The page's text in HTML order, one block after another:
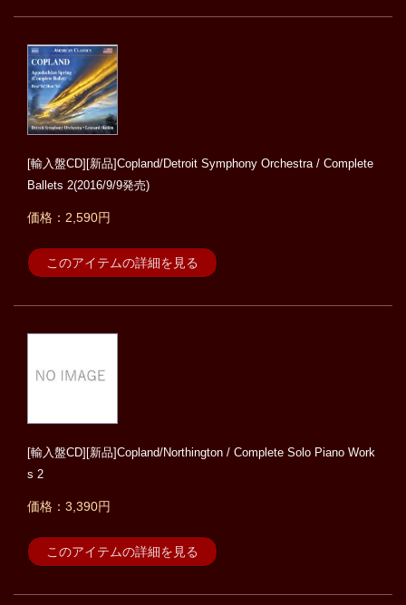
[輸入盤CD][新品]Copland/Detroit Symphony Orchestra / Complete
Ballets 2(2016/9/9発売)
価格：2,590円
このアイテムの詳細を見る
[輸入盤CD][新品]Copland/Northington / Complete Solo Piano Work
s 2
価格：3,390円
このアイテムの詳細を見る